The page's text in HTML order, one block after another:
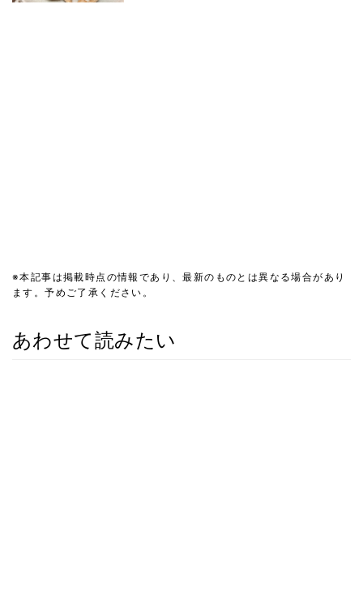
※本記事は掲載時点の情報であり、最新のものとは異なる場合があり
ます。予めご了承ください。
あわせて読みたい